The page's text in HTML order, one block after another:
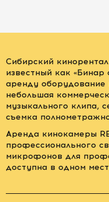
Сибирский
известный как
аренду оборудование
небольшая
музыкального клипа,
съемка
Аренда кинокамеры
профессионального
микрофонов для
доступна в одном